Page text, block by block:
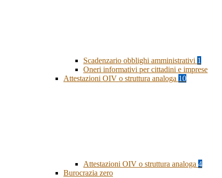
Scadenzario obblighi amministrativi 1
Oneri informativi per cittadini e imprese
Attestazioni OIV o struttura analoga 10
Attestazioni OIV o struttura analoga 4
Burocrazia zero